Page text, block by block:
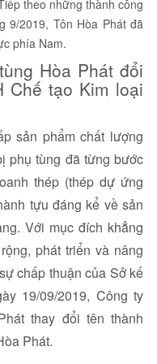
theo những thành công
9/2019, Tôn Hòa Phát đã
phía Nam.
Hòa Phát đổi
Chế tạo Kim loại
sản phẩm chất lượng
phụ tùng đã từng bước
thép (thép dự ứng
tựu đáng kể về sản
Với mục đích khẳng
phát triển và nâng
chấp thuận của Sở kế
19/09/2019, Công ty
thay đổi tên thành
Phát.